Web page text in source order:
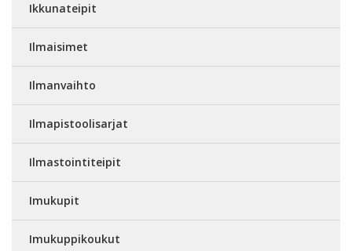
Ikkunateipit
Ilmaisimet
Ilmanvaihto
Ilmapistoolisarjat
Ilmastointiteipit
Imukupit
Imukuppikoukut